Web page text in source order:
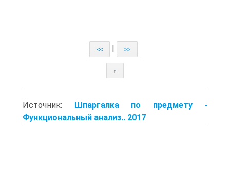
<< >>
↑
Источник: Шпаргалка по предмету -
Функциональный анализ.. 2017